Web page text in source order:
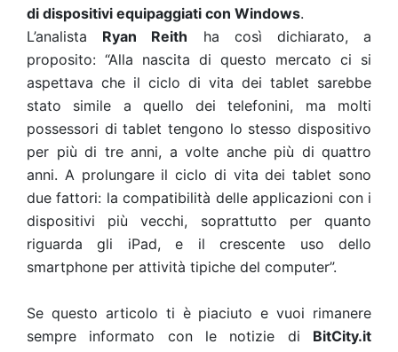
di dispositivi equipaggiati con Windows.
L’analista Ryan Reith ha così dichiarato, a
proposito: “Alla nascita di questo mercato ci si
aspettava che il ciclo di vita dei tablet sarebbe
stato simile a quello dei telefonini, ma molti
possessori di tablet tengono lo stesso dispositivo
per più di tre anni, a volte anche più di quattro
anni. A prolungare il ciclo di vita dei tablet sono
due fattori: la compatibilità delle applicazioni con i
dispositivi più vecchi, soprattutto per quanto
riguarda gli iPad, e il crescente uso dello
smartphone per attività tipiche del computer”.
Se questo articolo ti è piaciuto e vuoi rimanere
sempre informato con le notizie di BitCity.it